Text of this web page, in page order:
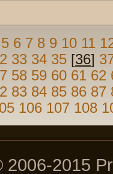
5 6 7 8 9 10 11
33 34 35 [36]
58 59 60 61 62
83 84 85 86 87
106 107 108
2006-2015